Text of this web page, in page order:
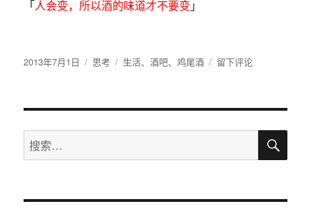
「人会变，所以酒的味道才不要变 」
发
2013年7月1日
分
思考
标
生活、酒吧、鸡尾酒
于
指
–
何
留下评论
搜
索：
搜